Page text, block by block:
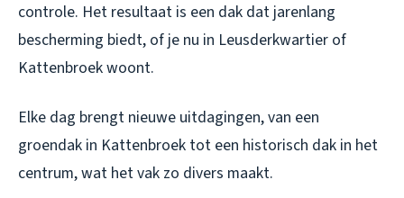
controle. Het resultaat is een dak dat jarenlang
bescherming biedt, of je nu in Leusderkwartier of
Kattenbroek woont.
Elke dag brengt nieuwe uitdagingen, van een
groendak in Kattenbroek tot een historisch dak in het
centrum, wat het vak zo divers maakt.